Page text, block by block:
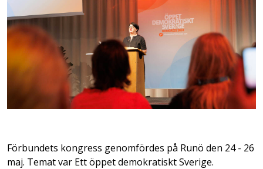
Förbundets kongress genomfördes på Runö den 24 - 26
maj. Temat var Ett öppet demokratiskt Sverige.